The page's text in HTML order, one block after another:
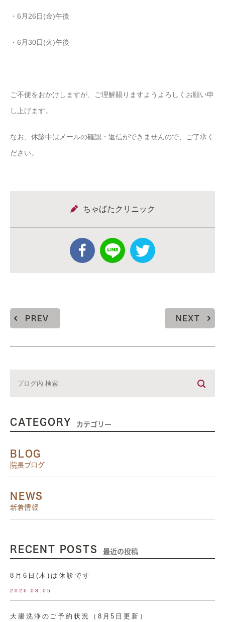
・6月26日(金)午後
・6月30日(火)午後
ご不便をおかけしますが、ご理解賜りますようよろしくお願い申
し上げます。
なお、休診中はメールの確認・返信ができませんので、ご了承く
ださい。
ちゃばたクリニック
PREV NEXT
CATEGORY カテゴリー
BLOG
院長ブログ
NEWS
新着情報
RECENT POSTS 最近の投稿
8月6日(木)は休診です
2026.08.05
大腸洗浄のご予約状況（8月5日更新）